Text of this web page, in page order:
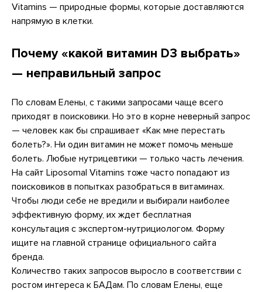
Vitamins — природные формы, которые доставляются
напрямую в клетки.
Почему «какой витамин D3 выбрать»
— неправильный запрос
По словам Елены, с такими запросами чаще всего
приходят в поисковики. Но это в корне неверный запрос
— человек как бы спрашивает «Как мне перестать
болеть?». Ни один витамин не может помочь меньше
болеть. Любые нутрицевтики — только часть лечения.
На сайт Liposomal Vitamins тоже часто попадают из
поисковиков в попытках разобраться в витаминах.
Чтобы люди себе не вредили и выбирали наиболее
эффективную форму, их ждет бесплатная
консультация с экспертом-нутрициологом. Форму
ищите на главной странице официального сайта
бренда.
Количество таких запросов выросло в соответствии с
ростом интереса к БАДам. По словам Елены, еще